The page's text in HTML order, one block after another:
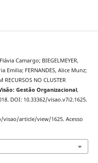
Camargo; BIEGELMEYER,
Emilia; FERNANDES, Alice Munz;
NO CLUSTER
Gestão Organizacional,
DOI: 10.33362/visao.v7i2.1625.
article/view/1625. Acesso